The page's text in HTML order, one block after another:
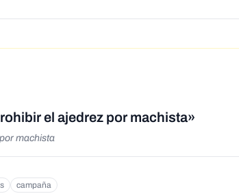
el ajedrez por machista»
machista
campaña